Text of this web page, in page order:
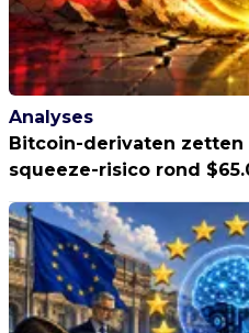
Analyses
Bitcoin-derivaten
squeeze-risico rond